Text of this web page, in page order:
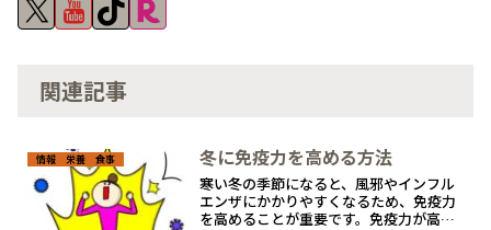
関連記事
情報 栄養 食事 冬に免疫力を高める方法
寒い冬の季節になると、風邪やインフル
エンザにかかりやすくなるため、免疫力
を高めることが重要です。免疫力が高け